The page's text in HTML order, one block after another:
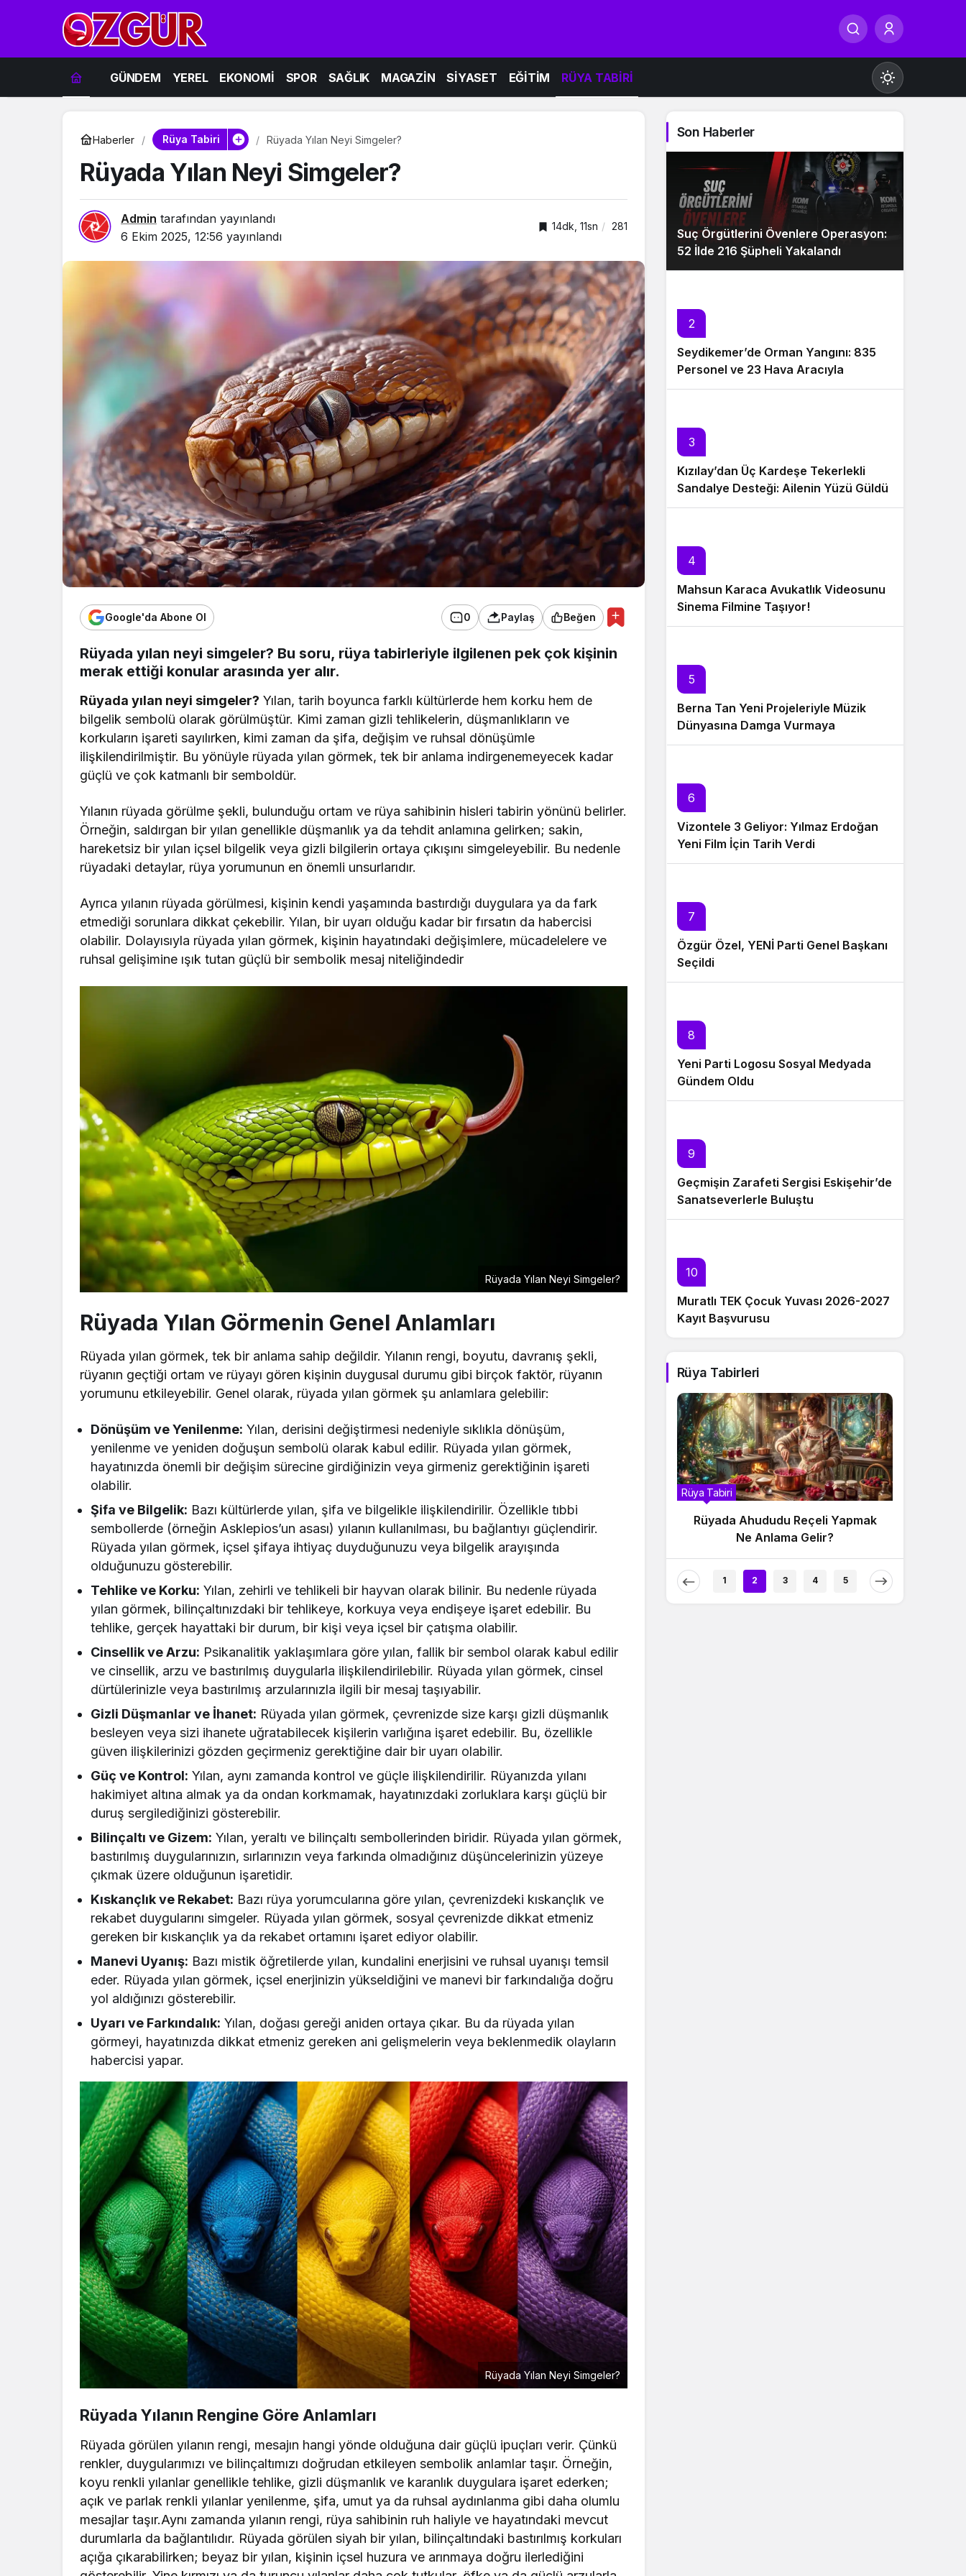
GÜNDEM YEREL EKONOMİ SPOR SAĞLIK MAGAZİN SİYASET EĞİTİM RÜYA TABİRİ
Gündüz Modu
Gündüz modunu seçin.
Gece Modu
Haberler Rüya Tabiri Rüyada Yılan Neyi Simgeler?
Rüyada Yılan Neyi Simgeler?
Admin tarafından yayınlandı
6 Ekim 2025, 12:56 yayınlandı
14dk, 11sn 281
Google'da Abone Ol 0 Paylaş Beğen
Rüyada yılan neyi simgeler? Bu soru, rüya tabirleriyle ilgilenen pek çok kişinin
merak ettiği konular arasında yer alır.
Rüyada yılan neyi simgeler? Yılan, tarih boyunca farklı kültürlerde hem korku hem de
bilgelik sembolü olarak görülmüştür. Kimi zaman gizli tehlikelerin, düşmanlıkların ve
korkuların işareti sayılırken, kimi zaman da şifa, değişim ve ruhsal dönüşümle
ilişkilendirilmiştir. Bu yönüyle rüyada yılan görmek, tek bir anlama indirgenemeyecek kadar
güçlü ve çok katmanlı bir semboldür.
Yılanın rüyada görülme şekli, bulunduğu ortam ve rüya sahibinin hisleri tabirin yönünü belirler.
Örneğin, saldırgan bir yılan genellikle düşmanlık ya da tehdit anlamına gelirken; sakin,
hareketsiz bir yılan içsel bilgelik veya gizli bilgilerin ortaya çıkışını simgeleyebilir. Bu nedenle
rüyadaki detaylar, rüya yorumunun en önemli unsurlarıdır.
Ayrıca yılanın rüyada görülmesi, kişinin kendi yaşamında bastırdığı duygulara ya da fark
etmediği sorunlara dikkat çekebilir. Yılan, bir uyarı olduğu kadar bir fırsatın da habercisi
olabilir. Dolayısıyla rüyada yılan görmek, kişinin hayatındaki değişimlere, mücadelelere ve
ruhsal gelişimine ışık tutan güçlü bir sembolik mesaj niteliğindedir
Rüyada Yılan Neyi Simgeler?
Rüyada Yılan Görmenin Genel Anlamları
Rüyada yılan görmek, tek bir anlama sahip değildir. Yılanın rengi, boyutu, davranış şekli,
rüyanın geçtiği ortam ve rüyayı gören kişinin duygusal durumu gibi birçok faktör, rüyanın
yorumunu etkileyebilir. Genel olarak, rüyada yılan görmek şu anlamlara gelebilir:
Dönüşüm ve Yenilenme: Yılan, derisini değiştirmesi nedeniyle sıklıkla dönüşüm,
yenilenme ve yeniden doğuşun sembolü olarak kabul edilir. Rüyada yılan görmek,
hayatınızda önemli bir değişim sürecine girdiğinizin veya girmeniz gerektiğinin işareti
olabilir.
Şifa ve Bilgelik: Bazı kültürlerde yılan, şifa ve bilgelikle ilişkilendirilir. Özellikle tıbbi
sembollerde (örneğin Asklepios’un asası) yılanın kullanılması, bu bağlantıyı güçlendirir.
Rüyada yılan görmek, içsel şifaya ihtiyaç duyduğunuzu veya bilgelik arayışında
olduğunuzu gösterebilir.
Tehlike ve Korku: Yılan, zehirli ve tehlikeli bir hayvan olarak bilinir. Bu nedenle rüyada
yılan görmek, bilinçaltınızdaki bir tehlikeye, korkuya veya endişeye işaret edebilir. Bu
tehlike, gerçek hayattaki bir durum, bir kişi veya içsel bir çatışma olabilir.
Cinsellik ve Arzu: Psikanalitik yaklaşımlara göre yılan, fallik bir sembol olarak kabul edilir
ve cinsellik, arzu ve bastırılmış duygularla ilişkilendirilebilir. Rüyada yılan görmek, cinsel
dürtülerinizle veya bastırılmış arzularınızla ilgili bir mesaj taşıyabilir.
Gizli Düşmanlar ve İhanet: Rüyada yılan görmek, çevrenizde size karşı gizli düşmanlık
besleyen veya sizi ihanete uğratabilecek kişilerin varlığına işaret edebilir. Bu, özellikle
güven ilişkilerinizi gözden geçirmeniz gerektiğine dair bir uyarı olabilir.
Güç ve Kontrol: Yılan, aynı zamanda kontrol ve güçle ilişkilendirilir. Rüyanızda yılanı
hakimiyet altına almak ya da ondan korkmamak, hayatınızdaki zorluklara karşı güçlü bir
duruş sergilediğinizi gösterebilir.
Bilinçaltı ve Gizem: Yılan, yeraltı ve bilinçaltı sembollerinden biridir. Rüyada yılan görmek,
bastırılmış duygularınızın, sırlarınızın veya farkında olmadığınız düşüncelerinizin yüzeye
çıkmak üzere olduğunun işaretidir.
Kıskançlık ve Rekabet: Bazı rüya yorumcularına göre yılan, çevrenizdeki kıskançlık ve
rekabet duygularını simgeler. Rüyada yılan görmek, sosyal çevrenizde dikkat etmeniz
gereken bir kıskançlık ya da rekabet ortamını işaret ediyor olabilir.
Manevi Uyanış: Bazı mistik öğretilerde yılan, kundalini enerjisini ve ruhsal uyanışı temsil
eder. Rüyada yılan görmek, içsel enerjinizin yükseldiğini ve manevi bir farkındalığa doğru
yol aldığınızı gösterebilir.
Uyarı ve Farkındalık: Yılan, doğası gereği aniden ortaya çıkar. Bu da rüyada yılan
görmeyi, hayatınızda dikkat etmeniz gereken ani gelişmelerin veya beklenmedik olayların
habercisi yapar.
Rüyada Yılan Neyi Simgeler?
Rüyada Yılanın Rengine Göre Anlamları
Rüyada görülen yılanın rengi, mesajın hangi yönde olduğuna dair güçlü ipuçları verir. Çünkü
renkler, duygularımızı ve bilinçaltımızı doğrudan etkileyen sembolik anlamlar taşır. Örneğin,
koyu renkli yılanlar genellikle tehlike, gizli düşmanlık ve karanlık duygulara işaret ederken;
açık ve parlak renkli yılanlar yenilenme, şifa, umut ya da ruhsal aydınlanma gibi daha olumlu
mesajlar taşır.Aynı zamanda yılanın rengi, rüya sahibinin ruh haliyle ve hayatındaki mevcut
durumlarla da bağlantılıdır. Rüyada görülen siyah bir yılan, bilinçaltındaki bastırılmış korkuları
açığa çıkarabilirken; beyaz bir yılan, kişinin içsel huzura ve arınmaya doğru ilerlediğini
Son Haberler
Suç Örgütlerini Övenlere Operasyon:
52 İlde 216 Şüpheli Yakalandı
2
Seydikemer’de Orman Yangını: 835
Personel ve 23 Hava Aracıyla
Müdahale Sürüyor
3
Kızılay’dan Üç Kardeşe Tekerlekli
Sandalye Desteği: Ailenin Yüzü Güldü
4
Mahsun Karaca Avukatlık Videosunu
Sinema Filmine Taşıyor!
5
Berna Tan Yeni Projeleriyle Müzik
Dünyasına Damga Vurmaya
Hazırlanıyor
6
Vizontele 3 Geliyor: Yılmaz Erdoğan
Yeni Film İçin Tarih Verdi
7
Özgür Özel, YENİ Parti Genel Başkanı
Seçildi
8
Yeni Parti Logosu Sosyal Medyada
Gündem Oldu
9
Geçmişin Zarafeti Sergisi Eskişehir’de
Sanatseverlerle Buluştu
10
Muratlı TEK Çocuk Yuvası 2026-2027
Kayıt Başvurusu
Rüya Tabirleri
Rüyada Ahududu Reçeli Almak Ne
Anlama Gelir? Detaylı Tabirler
Rüyada Ahududu Reçeli Yapmak
Ne Anlama Gelir?
Rüya Tabiri
Rüyada Ahududu Reçeli Yemek Ne
Anlama Gelir?
1 2 3 4 5